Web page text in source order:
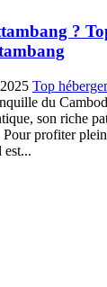
?
Top
du
son riche
Pour profiter